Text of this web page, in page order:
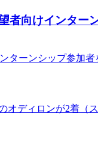
者向けインター
ターンシップ参加者
オディロンが2着（